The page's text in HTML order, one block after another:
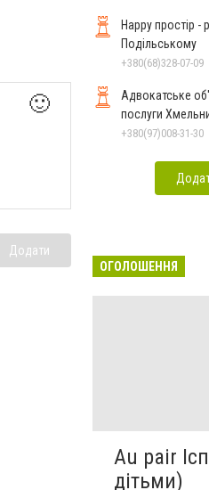
🙂
Додати
Happy простір -
Подільському
+380(68)328-07-09
Адвокатське
послуги
+380(97)008-31-30
ОГОЛОШЕННЯ
Au pair
дітьми)